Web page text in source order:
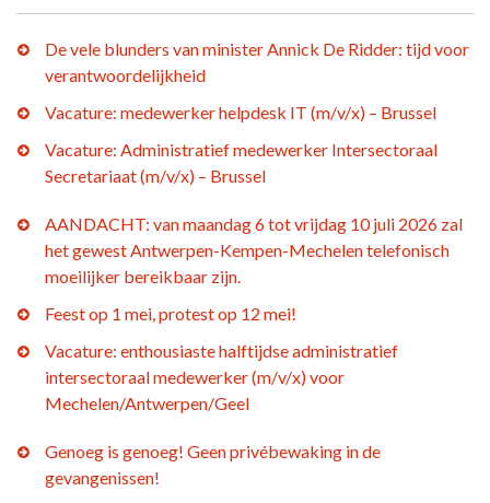
De vele blunders van minister Annick De Ridder: tijd voor
verantwoordelijkheid
Vacature: medewerker helpdesk IT (m/v/x) – Brussel
Vacature: Administratief medewerker Intersectoraal
Secretariaat (m/v/x) – Brussel
AANDACHT: van maandag 6 tot vrijdag 10 juli 2026 zal
het gewest Antwerpen-Kempen-Mechelen telefonisch
moeilijker bereikbaar zijn.
Feest op 1 mei, protest op 12 mei!
Vacature: enthousiaste halftijdse administratief
intersectoraal medewerker (m/v/x) voor
Mechelen/Antwerpen/Geel
Genoeg is genoeg! Geen privébewaking in de
gevangenissen!